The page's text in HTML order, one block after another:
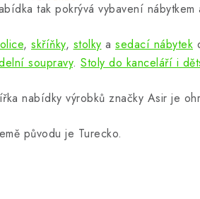
tak pokrývá vybavení
, skříňky, stolky a sedací nábytek
soupravy. Stoly do kanceláří i
nabídky výrobků značky Asir je
původu je Turecko.